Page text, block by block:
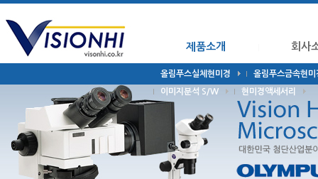
제품소개
올림푸스실체현미경 올림푸스금속현미
이미지분석 S/W 현미경액세서리
회사